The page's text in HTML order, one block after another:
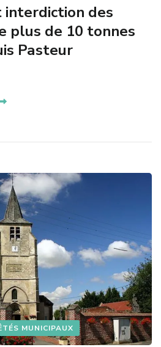
des
plus de 10 tonnes
Pasteur
MUNICIPAUX